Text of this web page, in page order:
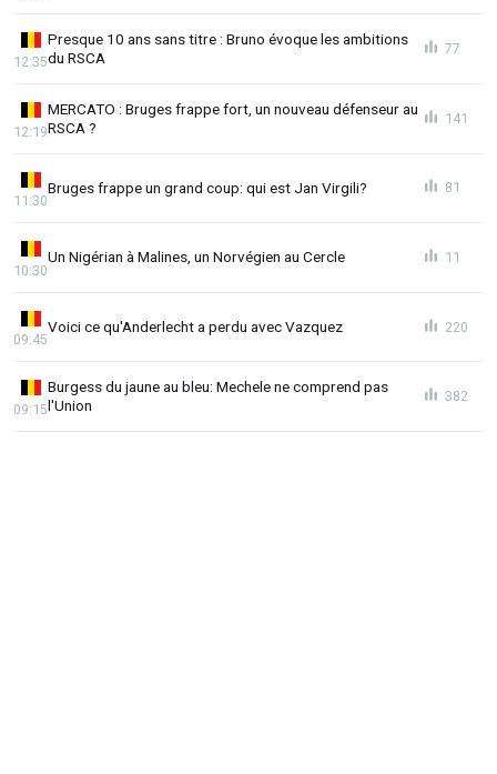
Presque 10 ans sans titre : Bruno évoque les ambitions
du RSCA
12:35
77
MERCATO : Bruges frappe fort, un nouveau défenseur au
RSCA ?
12:19
141
Bruges frappe un grand coup: qui est Jan Virgili?
11:30
81
Un Nigérian à Malines, un Norvégien au Cercle
10:30
11
Voici ce qu'Anderlecht a perdu avec Vazquez
09:45
220
Burgess du jaune au bleu: Mechele ne comprend pas
l'Union
09:15
382